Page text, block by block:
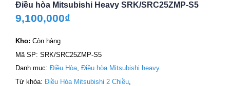
Điều hòa Mitsubishi Heavy SRK/SRC25ZMP-S5
9,100,000₫
Kho: Còn hàng
Mã SP: SRK/SRC25ZMP-S5
Danh mục: Điều Hòa, Điều hòa Mitsubishi heavy
Từ khóa: Điều Hòa Mitsubishi 2 Chiều